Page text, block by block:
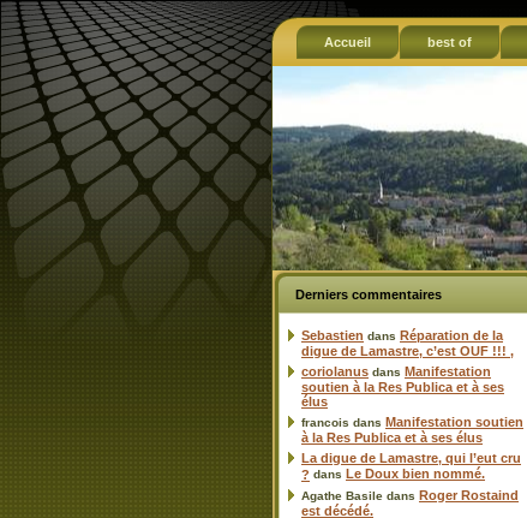
Accueil best of
Derniers commentaires
Sebastien dans Réparation de la
digue de Lamastre, c’est OUF !!! ,
coriolanus dans Manifestation
soutien à la Res Publica et à ses
élus
francois dans Manifestation soutien
à la Res Publica et à ses élus
La digue de Lamastre, qui l’eut cru
? dans Le Doux bien nommé.
Agathe Basile dans Roger Rostaind
est décédé.